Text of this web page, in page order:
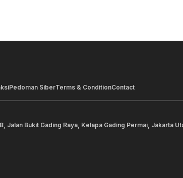
Pedoman SiberTerms & ConditionContact
Jalan Bukit Gading Raya, Kelapa Gading Permai, Jakarta